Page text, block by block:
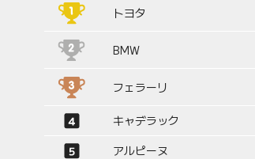
トヨタ
BMW
フェラーリ
キャデラック
アルピーヌ